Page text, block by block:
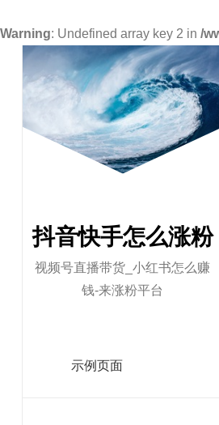
Warning: Undefined array key 2 in /
抖音快手怎么涨粉
视频号直播带货_小红书怎么赚
钱-来涨粉平台
示例页面